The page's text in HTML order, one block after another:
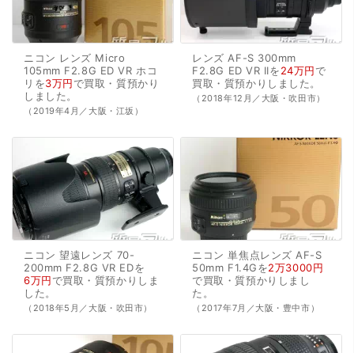
ニコン レンズ Micro
105mm F2.8G ED VR ホコ
リを3万円で買取・質預かり
しました。
（2019年4月／大阪・江坂）
レンズ AF-S 300mm
F2.8G ED VR IIを24万円で
買取・質預かり しました。
（2018年12月／大阪・吹田市）
ニコン 望遠レンズ 70-
200mm F2.8G VR EDを
6万円で買取・質預かり しま
した。
（2018年5月／大阪・吹田市）
ニコン 単焦点レンズ AF-S
50mm F1.4Gを2万3000円
で買取・質預かり しまし
た。
（2017年7月／大阪・豊中市）